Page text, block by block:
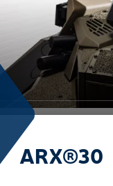
ARX®30